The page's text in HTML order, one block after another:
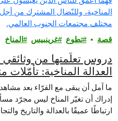
قصة تطوع غرينبيس‎ المناخ
دروس تعلّمتها من
العدالة المناخية:
ما آمل أن يبقى مع القرّاء بعد
إدراك أن تغيّر المناخ ليس مجرّد
ارتباطًا عميقًا بالعدالة والتاريخ